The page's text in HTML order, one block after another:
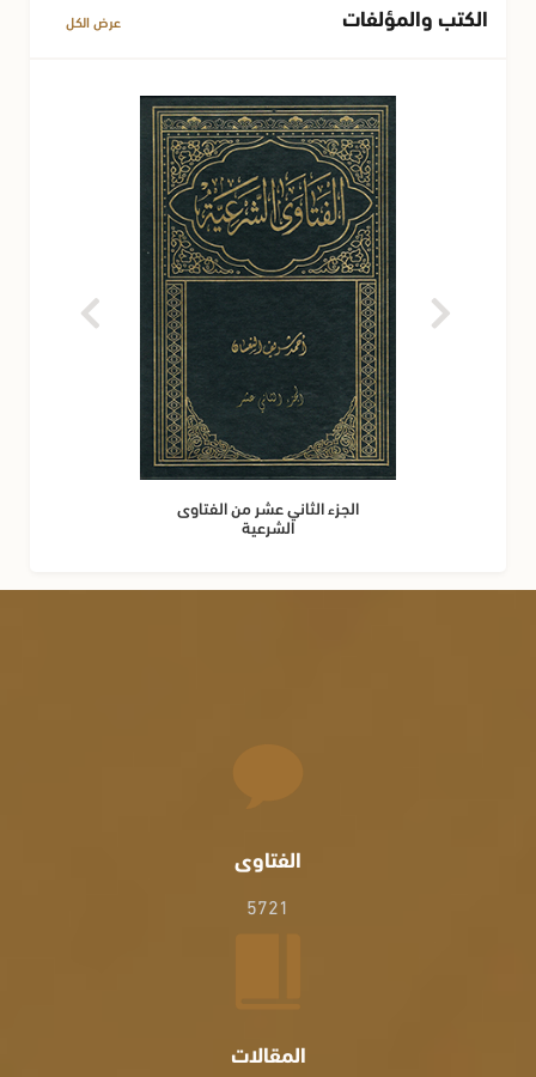
الكتب والمؤلفات عرض الكل
الجزء الثاني عشر من الفتاوى
الشرعية
الفتاوى
5721
المقالات